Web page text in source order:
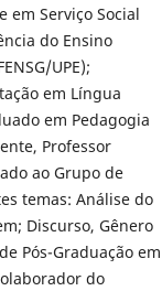
em Serviço Social
do Ensino
UPE);
em Língua
em Pedagogia
Professor
ao Grupo de
temas: Análise do
Discurso, Gênero
Pós-Graduação em
do